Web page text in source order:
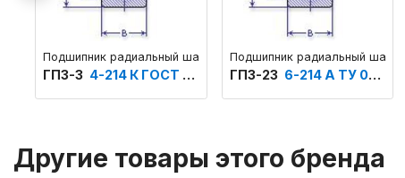
Подшипник радиальный шариковый однорядный основного
ГПЗ-3 4-214 К ГОСТ 520
Подшипник радиальный
ГПЗ-23 6-214 А ТУ 004
Другие товары этого бренда